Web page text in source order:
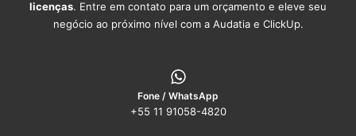
licenças. Entre em contato para um orçamento e eleve seu
negócio ao próximo nível com a Audatia e ClickUp.
Fone / WhatsApp
+55 11 91058-4820